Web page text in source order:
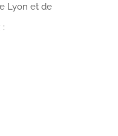
Lyon et de
: